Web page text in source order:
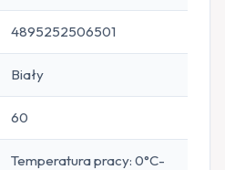
4895252506501
Biały
60
Temperatura pracy: 0°C-